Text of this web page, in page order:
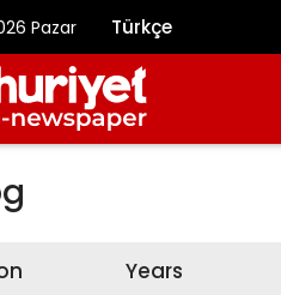
Pazar Türkçe
Years